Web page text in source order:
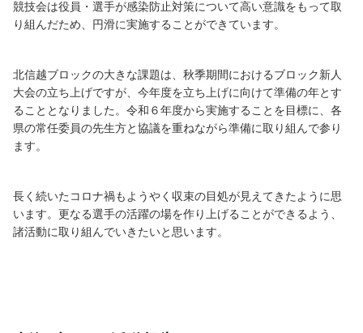
競技会は役員・選手が感染防止対策について高い意識をもって取
り組んだため、円滑に実施することができています。
北信越ブロックの大きな課題は、秋季期間におけるブロック新人
大会の立ち上げですが、今年度を立ち上げに向けて準備の年とす
ることとなりました。令和６年度から実施することを目標に、各
県の常任委員の先生方と協議を重ねながら準備に取り組んで参り
ます。
長く続いたコロナ禍もようやく収束の目処が見えてきたように思
います。更なる選手の活躍の場を作り上げることができるよう、
諸活動に取り組んでいきたいと思います。